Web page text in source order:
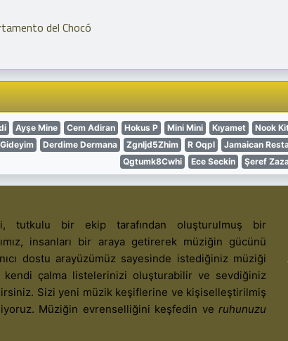
del Chocó
Ayşe Mine Cem Adiran Hokus P Mini Mini Kıyamet Nook
Derdime Dermana Zgnljd5Zhim R Oqpl Jamaican
Qgtumk8Cwhi
Ece Seckin Şeref
tutkulu bir ekip tarafından oluşturulmuş bir
insanları bir araya getirerek müziğin gücünü
dostu arayüzümüz sayesinde istediğiniz müziği
kendi çalma listelerinizi oluşturabilir ve sevdiğiniz
Sizi yeni müzik keşiflerine ve kişiselleştirilmiş
Müziğin evrenselliğini keşfedin ve ruhunuzu